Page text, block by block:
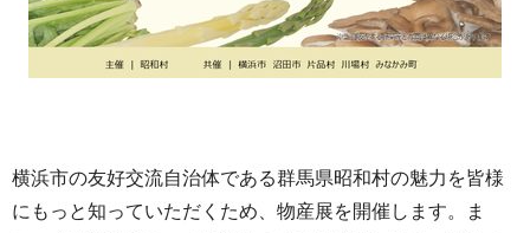
横浜市の友好交流自治体である群馬県昭和村の魅力を皆様
にもっと知っていただくため、物産展を開催します。ま